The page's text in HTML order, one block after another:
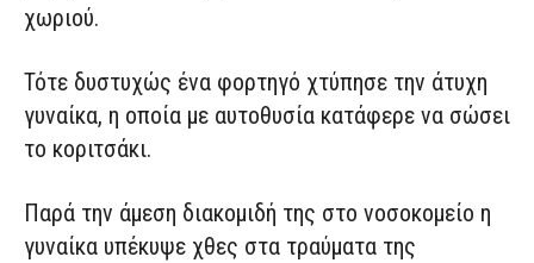
χωριού.
Τότε δυστυχώς ένα φορτηγό χτύπησε την άτυχη
γυναίκα, η οποία με αυτοθυσία κατάφερε να σώσει
το κοριτσάκι.
Παρά την άμεση διακομιδή της στο νοσοκομείο η
γυναίκα υπέκυψε χθες στα τραύματα της